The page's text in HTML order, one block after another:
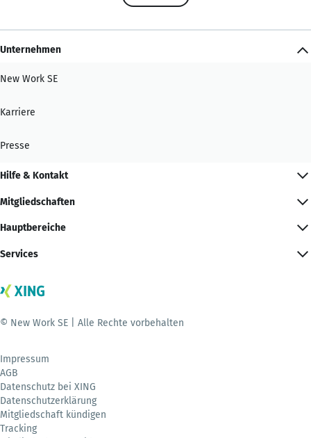
Unternehmen
New Work SE
Karriere
Presse
Hilfe & Kontakt
Mitgliedschaften
Hauptbereiche
Services
© New Work SE | Alle Rechte vorbehalten
Impressum
AGB
Datenschutz bei XING
Datenschutzerklärung
Mitgliedschaft kündigen
Tracking